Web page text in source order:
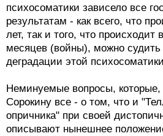
психосоматики зависело все
результатам - как всего, что
лет, так и того, что происходит
месяцев (войны), можно
деградации этой
Неминуемые вопросы, которые,
Сорокину все - о том, что и
опричника" при своей
описывают нынешнее